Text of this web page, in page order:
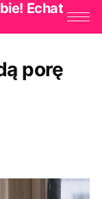
Echat
porę